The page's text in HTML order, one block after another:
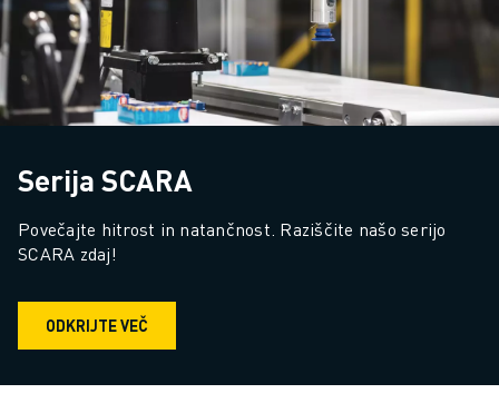
Serija SCARA
Povečajte hitrost in natančnost. Raziščite našo serijo
SCARA zdaj!
ODKRIJTE VEČ